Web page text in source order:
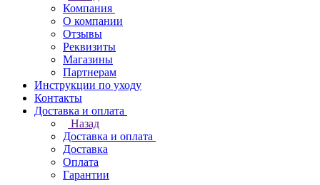
Компания
О компании
Отзывы
Реквизиты
Магазины
Партнерам
Инструкции по уходу
Контакты
Доставка и оплата
Назад
Доставка и оплата
Доставка
Оплата
Гарантии